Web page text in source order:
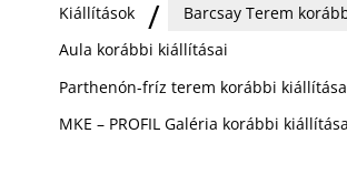
Kiállítások
Barcsay Terem
Aula korábbi kiállításai
Parthenón-fríz terem korábbi
MKE – PROFIL Galéria korábbi